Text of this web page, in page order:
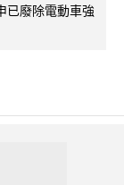
已廢除電動車強